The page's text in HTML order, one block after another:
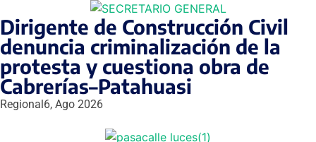
Dirigente de Construcción Civil
denuncia criminalización de la
protesta y cuestiona obra de
Cabrerías–Patahuasi
Regional 6, Ago 2026